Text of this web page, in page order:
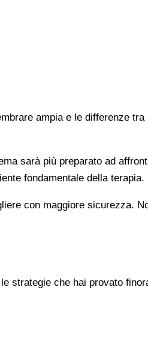
ampia e le differenze tra
sarà più preparato ad
fondamentale della terapia.
con maggiore sicurezza.
strategie che hai provato